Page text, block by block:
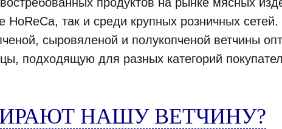
HoReCa, так и среди крупных розничных
сыровяленой и полукопченой ветчины
подходящую для разных категорий
НАШУ ВЕТЧИНУ?